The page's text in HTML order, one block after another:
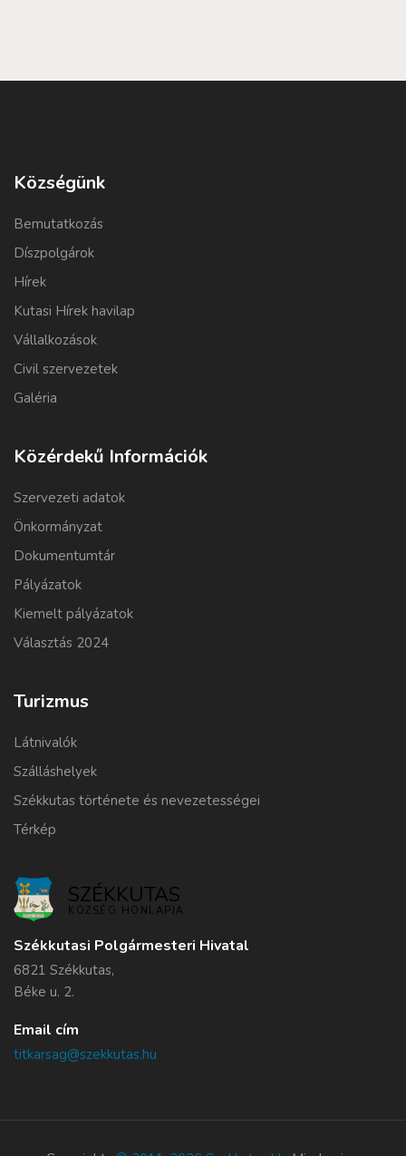
Községünk
Bemutatkozás
Díszpolgárok
Hírek
Kutasi Hírek havilap
Vállalkozások
Civil szervezetek
Galéria
Közérdekű Információk
Szervezeti adatok
Önkormányzat
Dokumentumtár
Pályázatok
Kiemelt pályázatok
Választás 2024
Turizmus
Látnivalók
Szálláshelyek
Székkutas története és nevezetességei
Térkép
SZÉKKUTAS
KÖZSÉG HONLAPJA
Székkutasi Polgármesteri Hivatal
6821 Székkutas,
Béke u. 2.
Email cím
titkarsag@szekkutas.hu